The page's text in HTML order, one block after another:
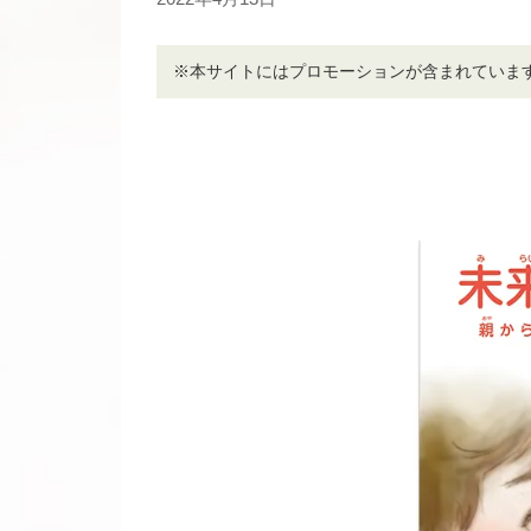
※本サイトにはプロモーションが含まれていま